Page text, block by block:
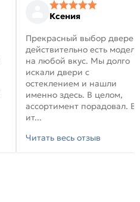
Ксения
Прекрасный выбор
действительно есть модели
на любой вкус. Мы долго
искали двери с
остеклением и нашли
именно здесь. В целом,
ассортимент порадовал. В
ит...
Читать весь отзыв